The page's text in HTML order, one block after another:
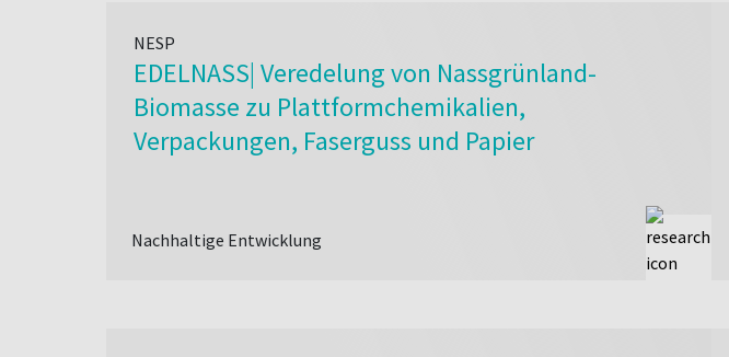
NESP
EDELNASS| Veredelung von Nassgrünland-
Biomasse zu Plattformchemikalien,
Verpackungen, Faserguss und Papier
Nachhaltige Entwicklung